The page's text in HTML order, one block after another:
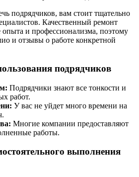
подрядчиков, вам стоит тщательно
Качественный ремонт
опыта и профессионализма, поэтому
и отзывы о работе конкретной
подрядчиков
Подрядчики знают все тонкости и
работ.
У вас не уйдет много времени на
Многие компании предоставляют
работы.
выполнения